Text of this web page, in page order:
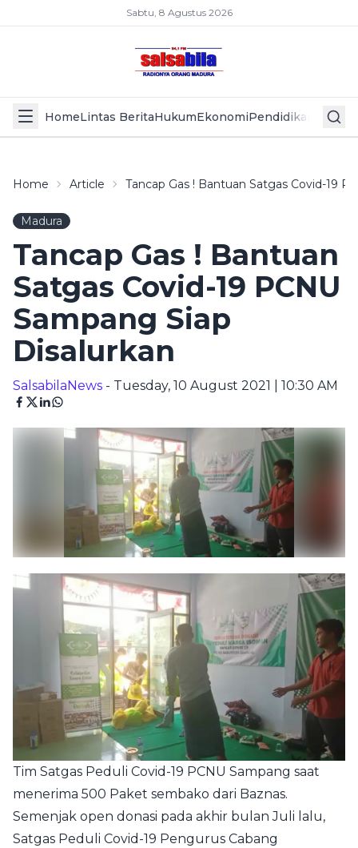
Sabtu, 8 Agustus 2026
HomeLintas BeritaHukumEkonomiPendidikan Politik
Home Article Tancap Gas ! Bantuan Satgas Covid-19
Madura
Tancap Gas ! Bantuan
Satgas Covid-19 PCNU
Sampang Siap
Disalurkan
SalsabilaNews - Tuesday, 10 August 2021 | 10:30 AM
Tim Satgas Peduli Covid-19 PCNU Sampang saat
menerima 500 Paket sembako dari Baznas.
Semenjak open donasi pada akhir bulan Juli lalu,
Satgas Peduli Covid-19 Pengurus Cabang